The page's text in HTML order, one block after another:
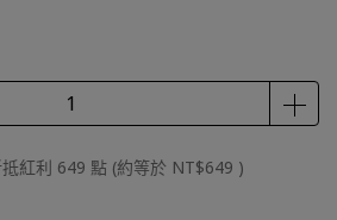
紅利 649 點 (約等於 NT$649 )